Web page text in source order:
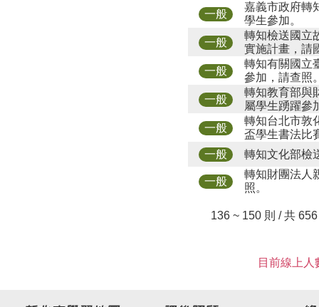
一般
嘉義市政府轉
學生參加。
一般
轉知檢送國立
實施計畫，請
一般
轉知有關國立
參加，請查照
一般
轉知教育部與
屬學生踴躍參
一般
轉知台北市敦
盃學生書法比
一般
轉知文化部檢
一般
轉知財團法人
照。
136 ~ 150 則 / 共
目前線上